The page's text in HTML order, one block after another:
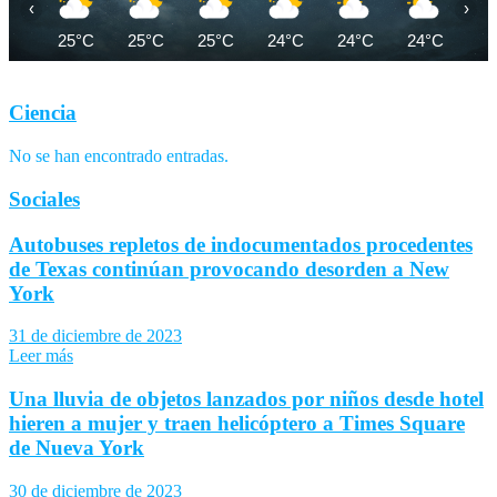
25°C 25°C 25°C 24°C 24°C 24°C
‹ ›
Ciencia
No se han encontrado entradas.
Sociales
Autobuses repletos de indocumentados procedentes
de Texas continúan provocando desorden a New
York
31 de diciembre de 2023
Leer más
Una lluvia de objetos lanzados por niños desde hotel
hieren a mujer y traen helicóptero a Times Square
de Nueva York
30 de diciembre de 2023